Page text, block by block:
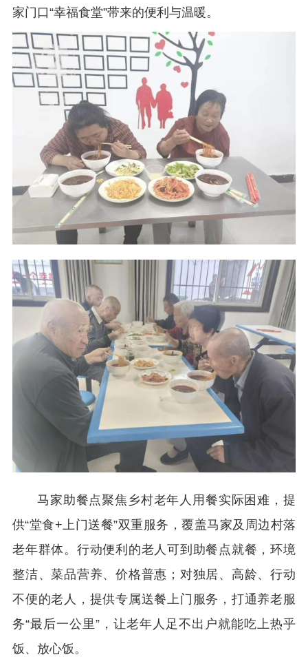
家门口“幸福食堂”带来的便利与温暖。
马家助餐点聚焦乡村老年人用餐实际困难，提
供“堂食+上门送餐”双重服务，覆盖马家及周边村落
老年群体。行动便利的老人可到助餐点就餐，环境
整洁、菜品营养、价格普惠；对独居、高龄、行动
不便的老人，提供专属送餐上门服务，打通养老服
务“最后一公里”，让老年人足不出户就能吃上热乎
饭、放心饭。